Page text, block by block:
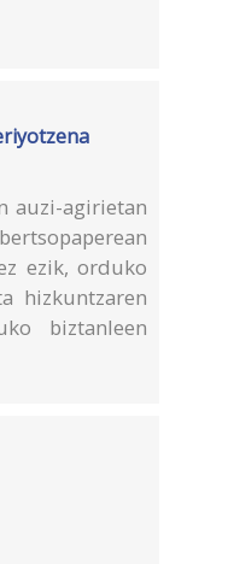
auzi-agirietan
ezik, orduko
hizkuntzaren
biztanleen